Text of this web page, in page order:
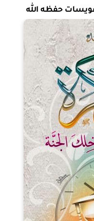
حفظه الله